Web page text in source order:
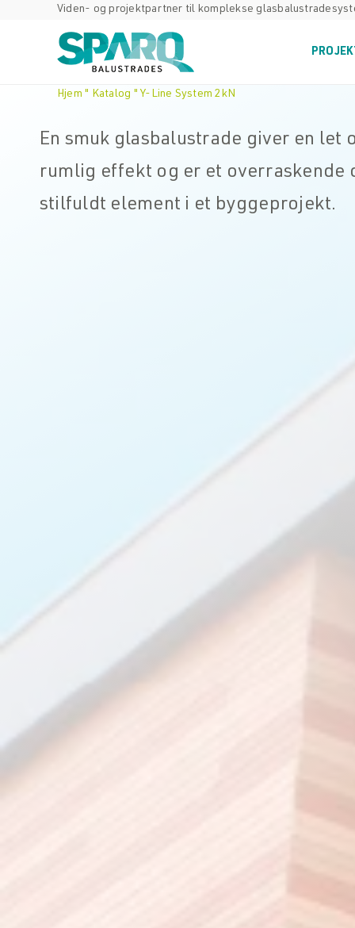
Viden- og projektpartner til komplekse
Hjem " Katalog "Y-Line System 2kN
En smuk glasbalustrade giver en let
rumlig effekt og er et overraskende
stilfuldt element i et byggeprojekt.